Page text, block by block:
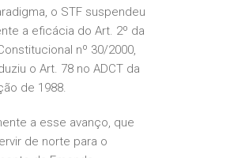
o STF suspendeu
a eficácia do Art. 2º da
nº 30/2000,
o Art. 78 no ADCT da
de 1988.
a esse avanço, que
de norte para o